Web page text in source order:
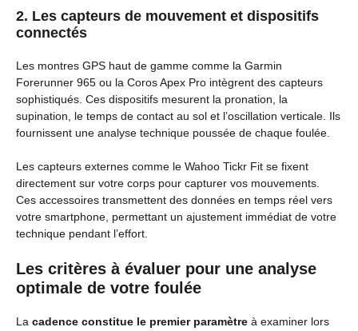
2. Les capteurs de mouvement et dispositifs
connectés
Les montres GPS haut de gamme comme la Garmin
Forerunner 965 ou la Coros Apex Pro intègrent des capteurs
sophistiqués. Ces dispositifs mesurent la pronation, la
supination, le temps de contact au sol et l’oscillation verticale. Ils
fournissent une analyse technique poussée de chaque foulée.
Les capteurs externes comme le Wahoo Tickr Fit se fixent
directement sur votre corps pour capturer vos mouvements.
Ces accessoires transmettent des données en temps réel vers
votre smartphone, permettant un ajustement immédiat de votre
technique pendant l’effort.
Les critères à évaluer pour une analyse
optimale de votre foulée
La cadence constitue le premier paramètre à examiner lors